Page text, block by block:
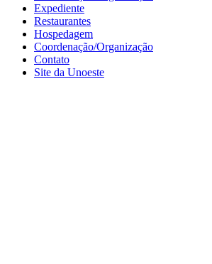
Expediente
Restaurantes
Hospedagem
Coordenação/Organização
Contato
Site da Unoeste